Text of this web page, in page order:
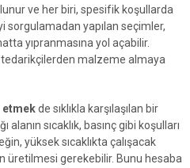
ve her biri, spesifik koşullarda
sorgulamadan yapılan seçimler,
yıpranmasına yol açabilir.
tedarikçilerden malzeme almaya
etmekde sıklıkla karşılaşılan bir
sıcaklık, basınç gibi koşulları
yüksek sıcaklıkta çalışacak
üretilmesi gerekebilir. Bunu hesaba